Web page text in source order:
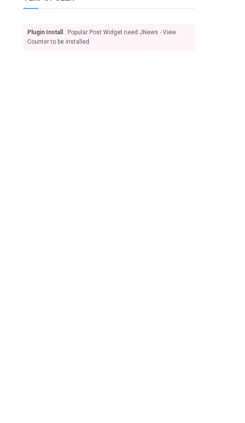
Plugin Install
: Popular Post Widget need JNews - View
Counter to be installed